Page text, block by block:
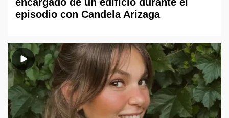
episodio con Candela Arizaga